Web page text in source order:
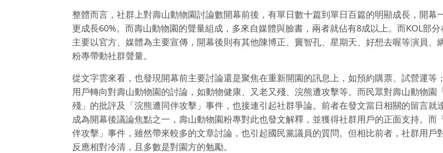
整體而言，社群上對壽山動物園討論數開幕前後，有單日數十篇到單日百篇的明顯成長，開幕
更成長60%。而壽山動物園的聲量組成，多來自媒體與臉書，兩者就佔有8成以上。而KOL部
主要以官方、媒體為主要宣傳，開幕後則有其他陳博正、竇智孔、星期天、好想去喔等演員、
粉專帶動社群聲量。
從文字雲來看，也發現開幕前主要討論還是聚焦在重新開園的訊息上，如預約購票、試營運等
用戶轉向對壽山動物園的討論，如動物健康、又老又殘、浣熊遭攻擊等。而民眾對壽山動物園
殘」的批評及「浣熊遭同伴攻擊」事件，也接連引起社群爭論。前者在發文當日相關的留言就
成為開幕後議論焦點之一，壽山動物園粉專對此也發文解釋，並獲得社群用戶的正面支持。而
伴攻擊」事件，雖然帶來較多的文章討論，也引起國民黨議員的質問。但相比前者，社群用戶
反應相對冷清，且多數是對園方的勉勵。